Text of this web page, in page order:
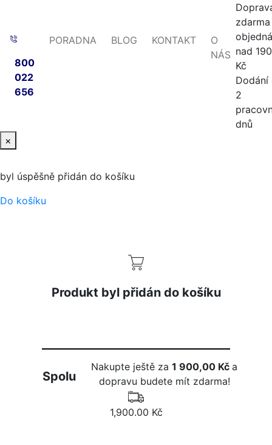
800
022
656
PORADNA BLOG KONTAKT
O
NÁS nad
Kč
Dodání
2
dnů
×
byl úspěšně přidán do košíku
Do košíku
Produkt byl přidán do košíku
Spolu
Nakupte ještě za1 900,00 Kča
dopravu budete mít zdarma!
1,900.00 Kč